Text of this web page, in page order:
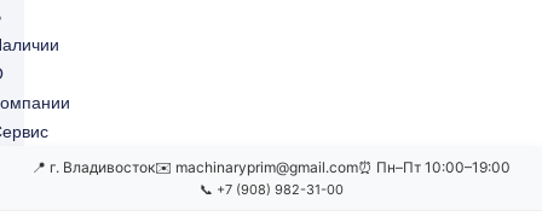
📍 г. Владивосток✉️ machinaryprim@gmail.com⏰ Пн–Пт 10:00–19:00
📞 +7 (908) 982-31-00